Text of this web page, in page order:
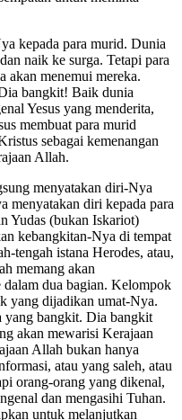
kepada para murid. Dunia
naik ke surga. Tetapi para
akan menemui mereka.
bangkit! Baik dunia
Yesus yang menderita,
membuat para murid
sebagai kemenangan
Allah.
menyatakan diri-Nya
menyatakan diri kepada para
Yudas (bukan Iskariot)
kebangkitan-Nya di tempat
tengah istana Herodes, atau,
memang akan
dua bagian. Kelompok
yang dijadikan umat-Nya.
yang bangkit. Dia bangkit
akan mewarisi Kerajaan
Allah bukan hanya
atau yang saleh, atau
orang-orang yang dikenal,
dan mengasihi Tuhan.
untuk melanjutkan